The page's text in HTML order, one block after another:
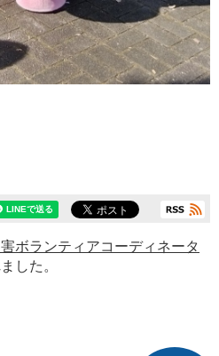
ボランティアコーディネータ
した。